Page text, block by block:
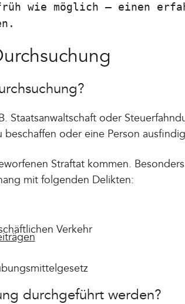
wie möglich – einen
Staatsanwaltschaft oder
oder eine Person
Straftat kommen.
mit folgenden Delikten:
Verkehr
durchgeführt werden?